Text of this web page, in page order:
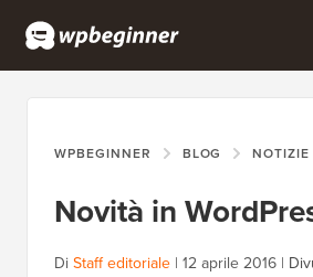
WPBEGINNER BLOG NOTIZIE
Novità in
DiStaff editoriale | 12 aprile 2016 |